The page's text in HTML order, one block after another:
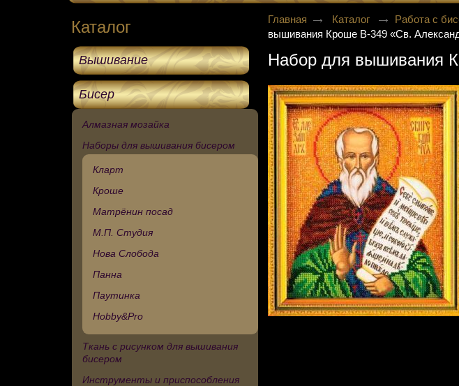
Каталог
Вышивание
Бисер
Алмазная мозайка
Наборы для вышивания бисером
Кларт
Кроше
Матрёнин посад
М.П. Студия
Нова Слобода
Панна
Паутинка
Hobby&Pro
Ткань с рисунком для вышивания
бисером
Инструменты и приспособления
Главная Каталог Работа с
вышивания Кроше В-349 «Св.
Набор для вышивания